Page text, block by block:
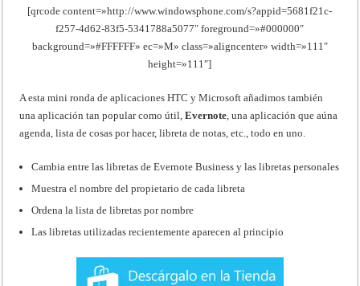
[qrcode content=»http://www.windowsphone.com/s?appid=5681f21c-
f257-4d62-83f5-5341788a5077″ foreground=»#000000″
background=»#FFFFFF» ec=»M» class=»aligncenter» width=»111″
height=»111″]
A esta mini ronda de aplicaciones HTC y Microsoft añadimos también
una aplicación tan popular como útil,Evernote, una aplicación que aúna
agenda, lista de cosas por hacer, libreta de notas, etc., todo en uno.
Cambia entre las libretas de Evernote Business y las libretas personales
Muestra el nombre del propietario de cada libreta
Ordena la lista de libretas por nombre
Las libretas utilizadas recientemente aparecen al principio